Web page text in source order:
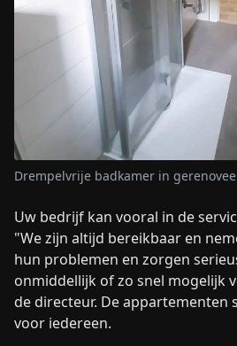
Drempelvrije badkamer in
Uw bedrijf kan vooral in de
"We zijn altijd bereikbaar en
hun problemen en zorgen
onmiddellijk of zo snel mogelijk
de directeur. De appartementen
voor iedereen.